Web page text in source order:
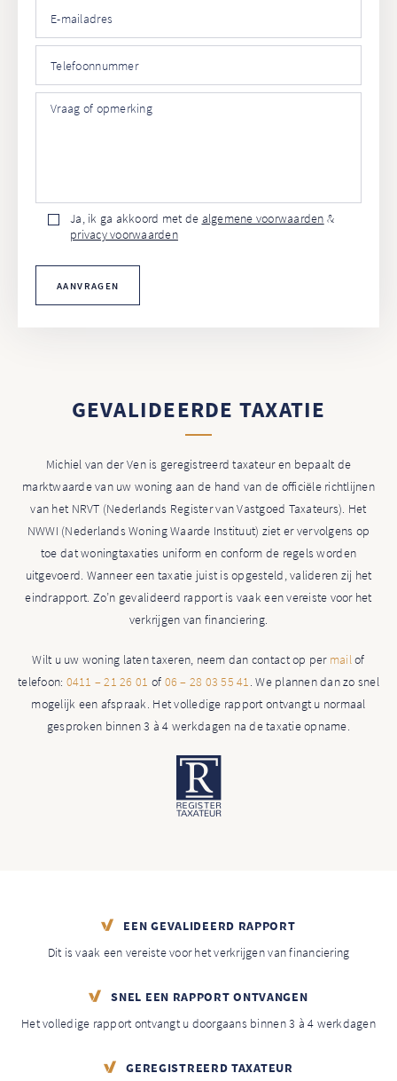
Ja, ik ga akkoord met de algemene voorwaarden &
privacy voorwaarden
AANVRAGEN
GEVALIDEERDE TAXATIE
Michiel van der Ven is geregistreerd taxateur en bepaalt de
marktwaarde van uw woning aan de hand van de officiële richtlijnen
van het NRVT (Nederlands Register van Vastgoed Taxateurs). Het
NWWI (Nederlands Woning Waarde Instituut) ziet er vervolgens op
toe dat woningtaxaties uniform en conform de regels worden
uitgevoerd. Wanneer een taxatie juist is opgesteld, valideren zij het
eindrapport. Zo’n gevalideerd rapport is vaak een vereiste voor het
verkrijgen van financiering.
Wilt u uw woning laten taxeren, neem dan contact op per mailof
telefoon: 0411 – 21 26 01 of 06 – 28 03 55 41. We plannen dan zo snel
mogelijk een afspraak. Het volledige rapport ontvangt u normaal
gesproken binnen 3 à 4 werkdagen na de taxatie opname.
EEN GEVALIDEERD RAPPORT
Dit is vaak een vereiste voor het verkrijgen van financiering
SNEL EEN RAPPORT ONTVANGEN
Het volledige rapport ontvangt u doorgaans binnen 3 à 4 werkdagen
GEREGISTREERD TAXATEUR